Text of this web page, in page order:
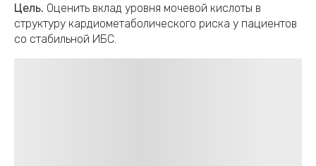
Цель. Оценить вклад уровня мочевой кислоты в
структуру кардиометаболического риска у пациентов
со стабильной ИБС.